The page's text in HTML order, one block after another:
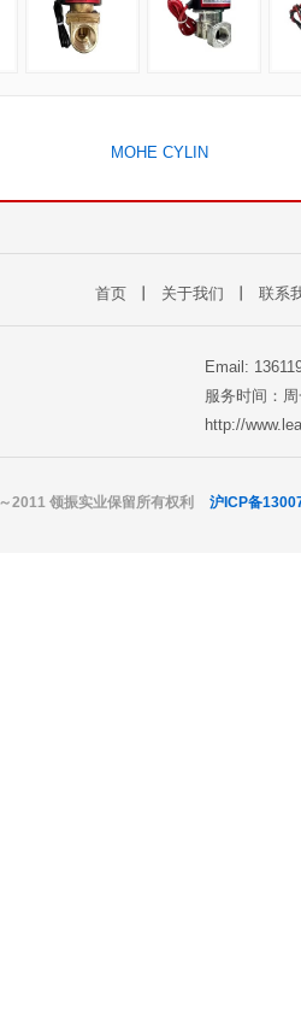
MOHE CYLIN
首页 关于我们 联系
Email:
服务时间：
http://
2011 领振实业保留所有权利 沪ICP备